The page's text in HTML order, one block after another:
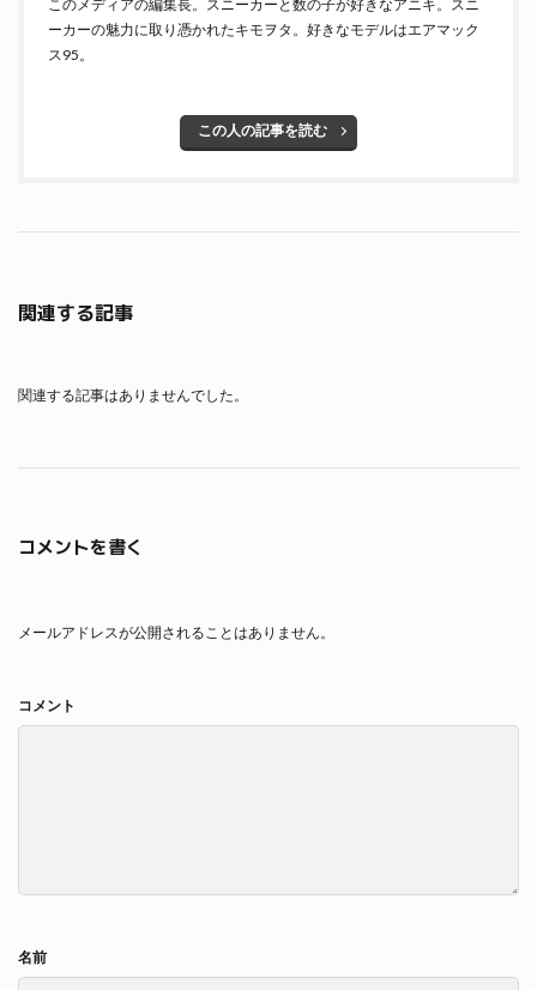
このメディアの編集長。スニーカーと数の子が好きなアニキ。スニ
ーカーの魅力に取り憑かれたキモヲタ。好きなモデルはエアマック
ス95。
この人の記事を読む
関連する記事
関連する記事はありませんでした。
コメントを書く
メールアドレスが公開されることはありません。
コメント
名前